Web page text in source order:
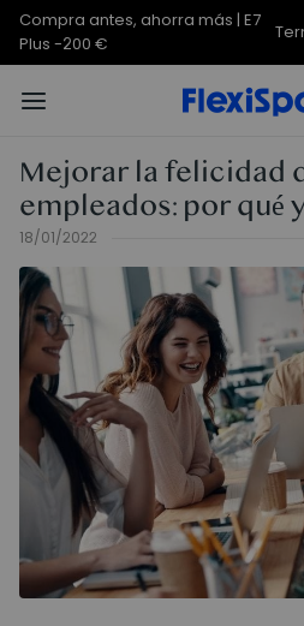
Compra antes, ahorra más | E7
Plus -200 €
Mejorar la felicidad
empleados: por qué
18/01/2022